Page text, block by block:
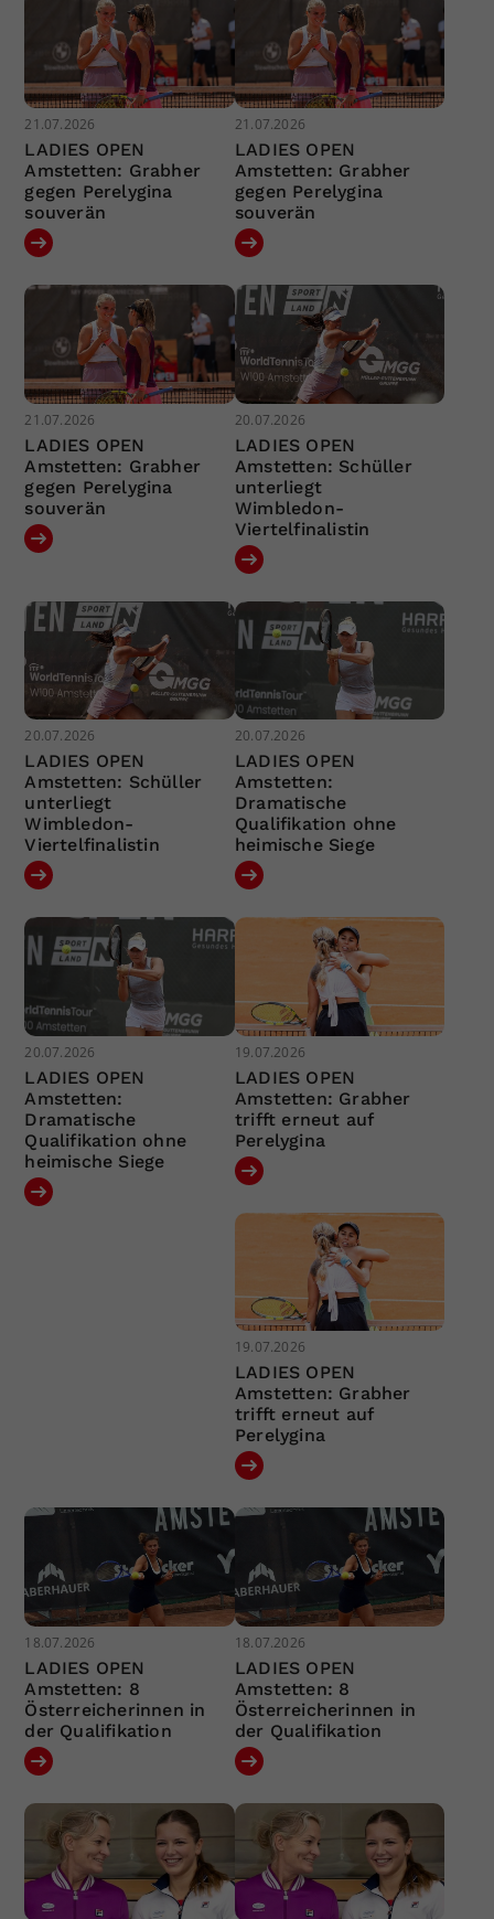
21.07.2026
LADIES OPEN
Amstetten: Grabher
gegen Perelygina
souverän
21.07.2026
LADIES OPEN
Amstetten: Grabher
gegen Perelygina
souverän
21.07.2026
LADIES OPEN
Amstetten: Grabher
gegen Perelygina
souverän
20.07.2026
LADIES OPEN
Amstetten: Schüller
unterliegt
Wimbledon-
Viertelfinalistin
20.07.2026
LADIES OPEN
Amstetten: Schüller
unterliegt
Wimbledon-
Viertelfinalistin
20.07.2026
LADIES OPEN
Amstetten:
Dramatische
Qualifikation ohne
heimische Siege
20.07.2026
LADIES OPEN
Amstetten:
Dramatische
Qualifikation ohne
heimische Siege
19.07.2026
LADIES OPEN
Amstetten: Grabher
trifft erneut auf
Perelygina
19.07.2026
LADIES OPEN
Amstetten: Grabher
trifft erneut auf
Perelygina
18.07.2026
LADIES OPEN
Amstetten: 8
Österreicherinnen in
der Qualifikation
18.07.2026
LADIES OPEN
Amstetten: 8
Österreicherinnen in
der Qualifikation